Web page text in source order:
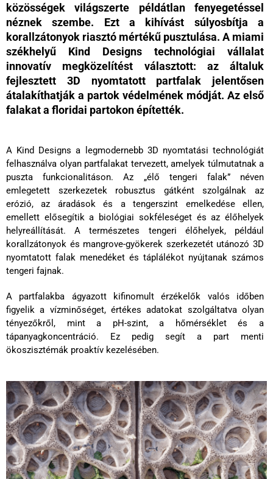
közösségek világszerte példátlan fenyegetéssel
néznek szembe. Ezt a kihívást súlyosbítja a
korallzátonyok riasztó mértékű pusztulása. A miami
székhelyű Kind Designs technológiai vállalat
innovatív megközelítést választott: az általuk
fejlesztett 3D nyomtatott partfalak jelentősen
átalakíthatják a partok védelmének módját. Az első
falakat a floridai partokon építették.
A Kind Designs a legmodernebb 3D nyomtatási technológiát
felhasználva olyan partfalakat tervezett, amelyek túlmutatnak a
puszta funkcionalitáson. Az „élő tengeri falak” néven
emlegetett szerkezetek robusztus gátként szolgálnak az
erózió, az áradások és a tengerszint emelkedése ellen,
emellett elősegítik a biológiai sokféleséget és az élőhelyek
helyreállítását. A természetes tengeri élőhelyek, például
korallzátonyok és mangrove-gyökerek szerkezetét utánozó 3D
nyomtatott falak menedéket és táplálékot nyújtanak számos
tengeri fajnak.
A partfalakba ágyazott kifinomult érzékelők valós időben
figyelik a vízminőséget, értékes adatokat szolgáltatva olyan
tényezőkről, mint a pH-szint, a hőmérséklet és a
tápanyagkoncentráció. Ez pedig segít a part menti
ökoszisztémák proaktív kezelésében.